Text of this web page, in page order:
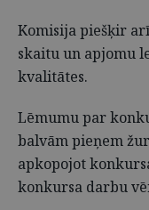
Komisija piešķir
skaitu un apjomu
kvalitātes.
Lēmumu par
balvām pieņem
apkopojot
konkursa darbu